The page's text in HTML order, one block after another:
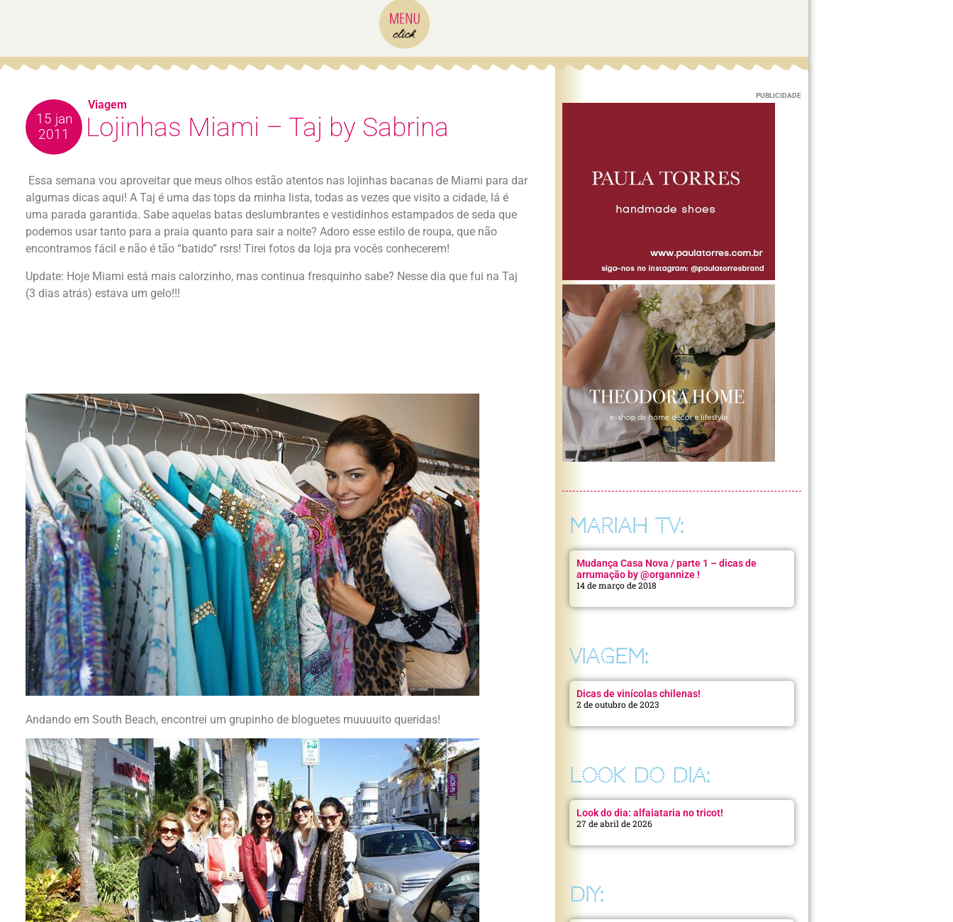
15 jan
2011
Lojinhas Miami – Taj by Sabrina
Essa semana vou aproveitar que meus olhos estão atentos nas lojinhas bacanas de Miami para dar
algumas dicas aqui! A Taj é uma das tops da minha lista, todas as vezes que visito a cidade, lá é
uma parada garantida. Sabe aquelas batas deslumbrantes e vestidinhos estampados de seda que
podemos usar tanto para a praia quanto para sair a noite? Adoro esse estilo de roupa, que não
encontramos fácil e não é tão “batido” rsrs! Tirei fotos da loja pra vocês conhecerem!
Update: Hoje Miami está mais calorzinho, mas continua fresquinho sabe? Nesse dia que fui na Taj
(3 dias atrás) estava um gelo!!!
Andando em South Beach, encontrei um grupinho de bloguetes muuuuito queridas!
Viagem
PUBLICIDADE
MARIAH TV:
Mudança Casa Nova / parte 1 – dicas de
arrumação by @organnize !
14 de março de 2018
VIAGEM:
Dicas de vinícolas chilenas!
2 de outubro de 2023
LOOK DO DIA:
Look do dia: alfaiataria no tricot!
27 de abril de 2026
DIY: